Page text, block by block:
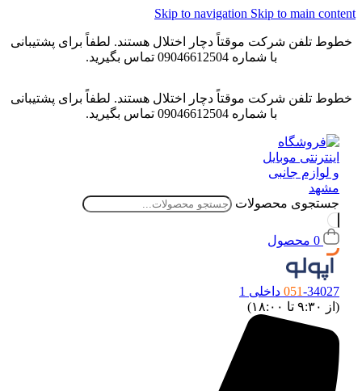
Skip to navigationSkip to main
خطوط تلفن شرکت موقتاً دچار اختلال هستند. لطفاً برای پشتیبانی
با شماره 09046612504 تماس بگیرید.
خطوط تلفن شرکت موقتاً دچار اختلال هستند. لطفاً برای پشتیبانی
با شماره 09046612504 تماس بگیرید.
جستجوی محصولات
0 محصول
051-34027 داخلی 1
(از ۹:۳۰ تا ۱۸:۰۰)